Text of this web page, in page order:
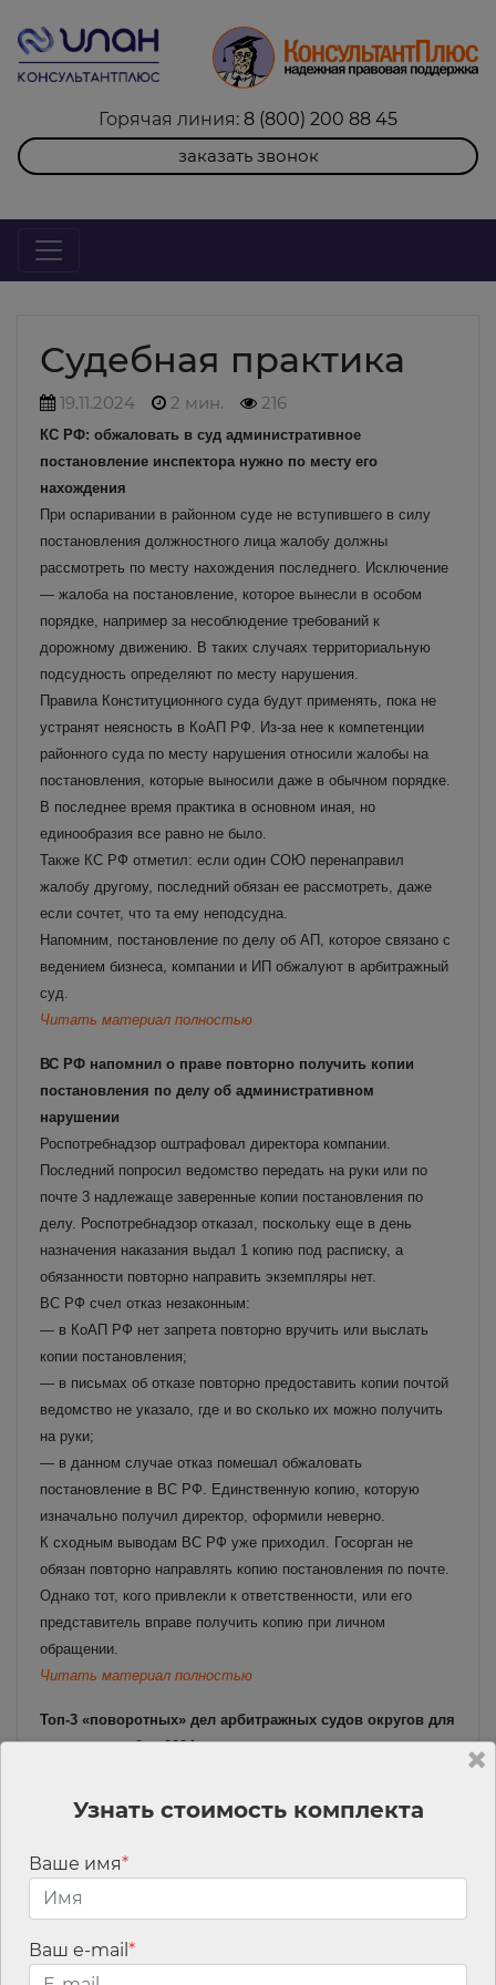
Горячая линия: 8 (800) 200 88 45
заказать звонок
Судебная практика
19.11.2024 2 мин. 216
КС РФ: обжаловать в суд административное
постановление инспектора нужно по месту его
нахождения
При оспаривании в районном суде не вступившего в силу
постановления должностного лица жалобу должны
рассмотреть по месту нахождения последнего. Исключение
— жалоба на постановление, которое вынесли в особом
порядке, например за несоблюдение требований к
дорожному движению. В таких случаях территориальную
подсудность определяют по месту нарушения.
Правила Конституционного суда будут применять, пока не
устранят неясность в КоАП РФ. Из-за нее к компетенции
районного суда по месту нарушения относили жалобы на
постановления, которые выносили даже в обычном порядке.
В последнее время практика в основном иная, но
единообразия все равно не было.
Также КС РФ отметил: если один СОЮ перенаправил
жалобу другому, последний обязан ее рассмотреть, даже
если сочтет, что та ему неподсудна.
Напомним, постановление по делу об АП, которое связано с
ведением бизнеса, компании и ИП обжалуют в арбитражный
суд.
Читать материал полностью
ВС РФ напомнил о праве повторно получить копии
постановления по делу об административном
нарушении
Роспотребнадзор оштрафовал директора компании.
Последний попросил ведомство передать на руки или по
почте 3 надлежаще заверенные копии постановления по
делу. Роспотребнадзор отказал, поскольку еще в день
назначения наказания выдал 1 копию под расписку, а
обязанности повторно направить экземпляры нет.
ВС РФ счел отказ незаконным:
— в КоАП РФ нет запрета повторно вручить или выслать
копии постановления;
— в письмах об отказе повторно предоставить копии почтой
ведомство не указало, где и во сколько их можно получить
на руки;
— в данном случае отказ помешал обжаловать
постановление в ВС РФ. Единственную копию, которую
изначально получил директор, оформили неверно.
К сходным выводам ВС РФ уже приходил. Госорган не
обязан повторно направлять копию постановления по почте.
Однако тот, кого привлекли к ответственности, или его
представитель вправе получить копию при личном
обращении.
Читать материал полностью
Топ-3 «поворотных» дел арбитражных судов округов для
юриста: октябрь 2024 года
9200 новых постановлений судов округов. Мы отобрали
нижестоящими судами. Расскажем о вознаграждении
арбитражного управляющего, договорной неустойке,
включении требования в реестр при банкротстве.
Обзор судебной практики в сфере закупок по 223-ФЗ
Узнать стоимость комплекта
Ваше имя*
Ваш e-mail *